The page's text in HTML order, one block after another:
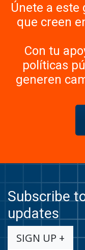
Únete a este
que creen
Con tu
políticas
generen
Subscribe
updates
SIGN UP +